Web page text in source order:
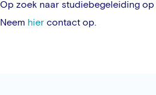
Op zoek naar studiebegeleiding op
Neem hier contact op.